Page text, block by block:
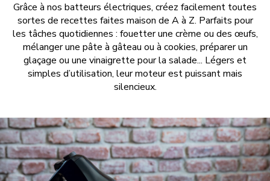
Grâce à nos batteurs électriques, créez facilement toutes
sortes de recettes faites maison de A à Z. Parfaits pour
les tâches quotidiennes : fouetter une crème ou des œufs,
mélanger une pâte à gâteau ou à cookies, préparer un
glaçage ou une vinaigrette pour la salade... Légers et
simples d’utilisation, leur moteur est puissant mais
silencieux.